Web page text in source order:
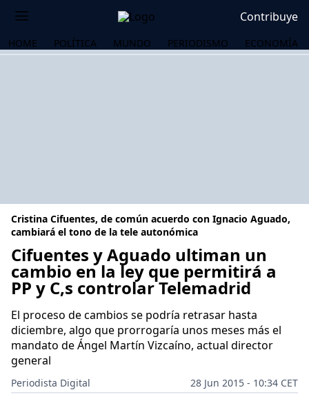
Contribuye
HOME POLÍTICA MUNDO PERIODISMO ECONOMÍA
Cristina Cifuentes, de común acuerdo con Ignacio Aguado,
cambiará el tono de la tele autonómica
Cifuentes y Aguado ultiman un
cambio en la ley que permitirá a
PP y C,s controlar Telemadrid
El proceso de cambios se podría retrasar hasta
diciembre, algo que prorrogaría unos meses más el
mandato de Ángel Martín Vizcaíno, actual director
general
Periodista Digital
28 Jun 2015 - 10:34 CET